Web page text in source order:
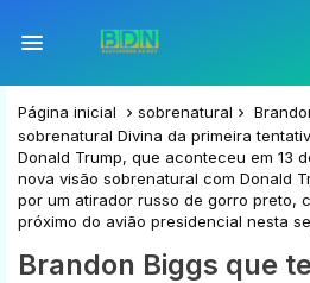
Página inicial sobrenatural
sobrenatural Divina da primeira
Donald Trump, que aconteceu em 13
nova visão sobrenatural com Donald
por um atirador russo de gorro preto,
próximo do avião presidencial nesta
Brandon Biggs que